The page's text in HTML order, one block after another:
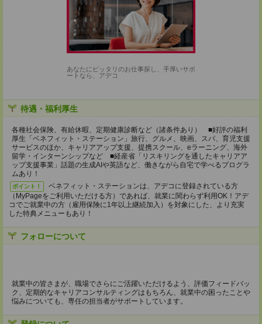
あなたにピッタリのお仕事探し、手厚いサポ
ートなら、アデコ
待遇・福利厚生
各種社会保険、有給休暇、定期健康診断など（諸条件あり） ■好評の福利
厚生「ベネフィット・ステーション」旅行、グルメ、映画、スパ、育児支援
サービスのほか、キャリアアップ支援、提携スクール、eラーニング、海外
留学・インターンシップなど ■経産省「リスキリングを通したキャリアア
ップ支援事業」話題の生成AIや英語など、働きながら自宅で学べるプログラ
ムあり！
ポイント！
ベネフィット・ステーションは、アデコに登録されている方
（MyPageをご利用いただける方）であれば、就業に関わらず利用OK！アデ
コでご就業中の方（雇用保険に1年以上継続加入）を対象にした、より充実
した特典メニューもあり！
フォローについて
就業中の皆さまが、職場でさらにご活躍いただけるよう、評価フィードバッ
ク、定期的なキャリアコンサルティングはもちろん、就業中の困ったことや
悩みについても、専任の担当者がサポートしています。